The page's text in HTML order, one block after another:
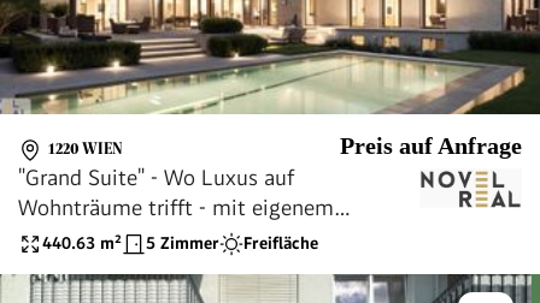
1220 WIEN Preis auf Anfrage
"Grand Suite" - Wo Luxus auf
Wohnträume trifft - mit eigenem
Outdoorpool! Villa "Elida 9"- Luxus in
440.63 m² 5 Zimmer Freifläche